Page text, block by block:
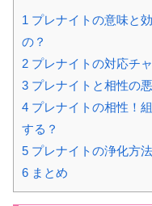
1 プレナイトの意味と
の？
2 プレナイトの対応チ
3 プレナイトと相性の
4 プレナイトの相性！
する？
5 プレナイトの浄化方
6 まとめ